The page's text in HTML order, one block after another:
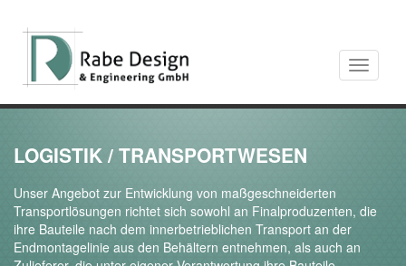
Toggle
LOGISTIK / TRANSPORTWESEN
Unser Angebot zur Entwicklung von maßgeschneiderten
Transportlösungen richtet sich sowohl an Finalproduzenten, die
ihre Bauteile nach dem innerbetrieblichen Transport an der
Endmontagelinie aus den Behältern entnehmen, als auch an